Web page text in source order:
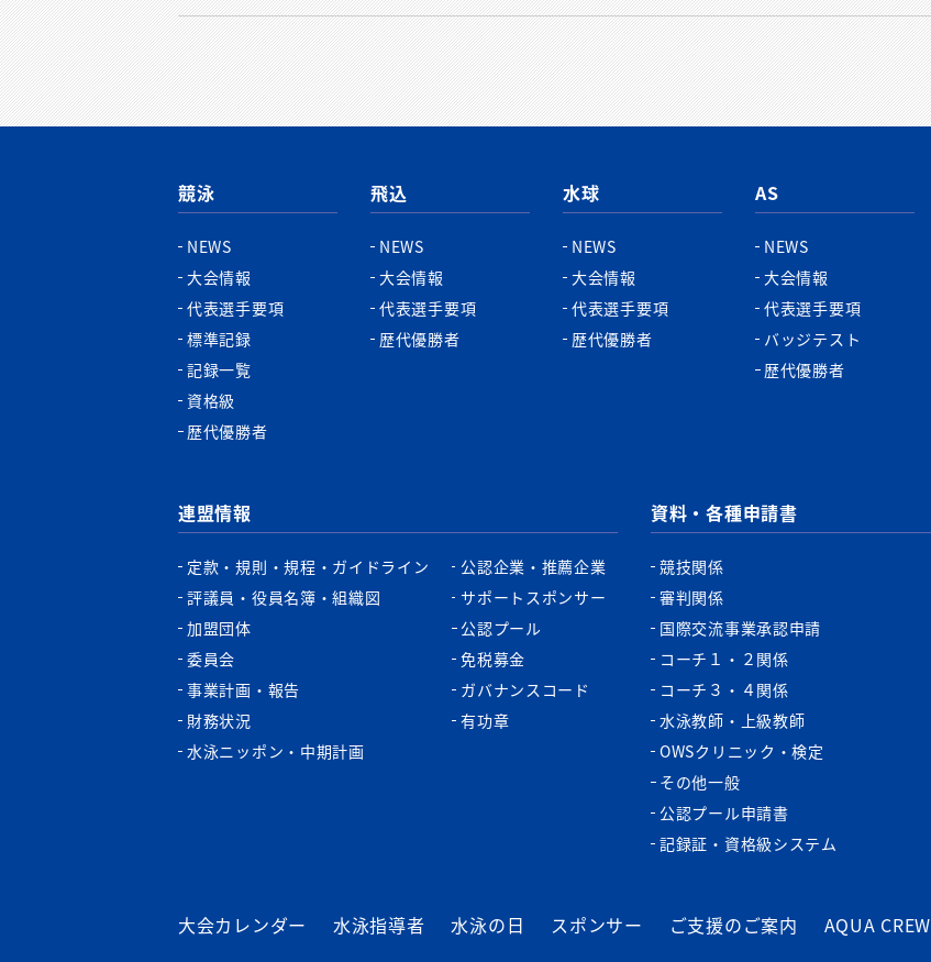
競泳
NEWS
大会情報
代表選手要項
標準記録
記録一覧
資格級
歴代優勝者
飛込
NEWS
大会情報
代表選手要項
歴代優勝者
水球
NEWS
大会情報
代表選手要項
歴代優勝者
AS
NEWS
大会情報
代表選手要項
バッジテスト
歴代優勝者
連盟情報
定款・規則・規程・ガイドライン
評議員・役員名簿・組織図
加盟団体
委員会
事業計画・報告
財務状況
水泳ニッポン・中期計画
公認企業・推薦企業
サポートスポンサー
公認プール
免税募金
ガバナンスコード
有功章
資料・各種申請書
競技関係
審判関係
国際交流事業承認申請
コーチ１・２関係
コーチ３・４関係
水泳教師・上級教師
OWSクリニック・検定
その他一般
公認プール申請書
記録証・資格級システム
大会カレンダー 水泳指導者 水泳の日 スポンサー ご支援のご案内 AQUA CREW